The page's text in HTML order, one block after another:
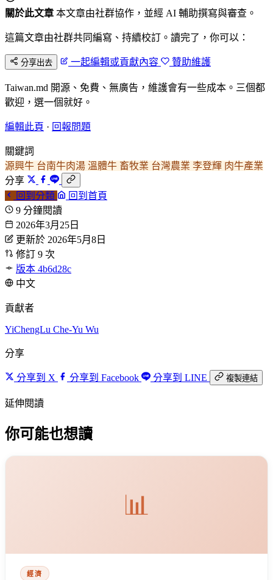
關於此文章 本文章由社群協作，並經 AI 輔助撰寫與審查。
這篇文章由社群共同編寫、持續校訂。讀完了，你可以：
分享出去 一起編輯或貢獻內容 贊助維護
Taiwan.md 開源、免費、無廣告，維護會有一些成本。三個都
歡迎，選一個就好。
編輯此頁 · 回報問題
關鍵詞
源興牛 台南牛肉湯 溫體牛 畜牧業 台灣農業 李登輝 肉牛產業
分享
回到分類
回到首頁
9 分鐘閱讀
2026年3月25日
更新於 2026年5月8日
修訂 9 次
版本 4b6d28c
中文
貢獻者
YiChengLu Che-Yu Wu
分享
分享到 X 分享到 Facebook 分享到 LINE 複製連結
延伸閱讀
你可能也想讀
📊
經濟